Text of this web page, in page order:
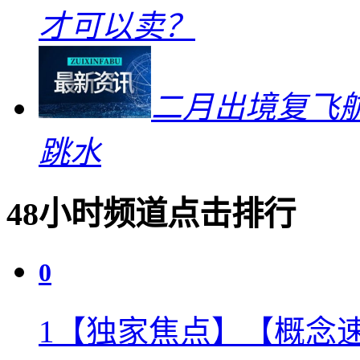
才可以卖？
二月出境复飞
跳水
48小时频道点击排行
0
1 【独家焦点】【概念